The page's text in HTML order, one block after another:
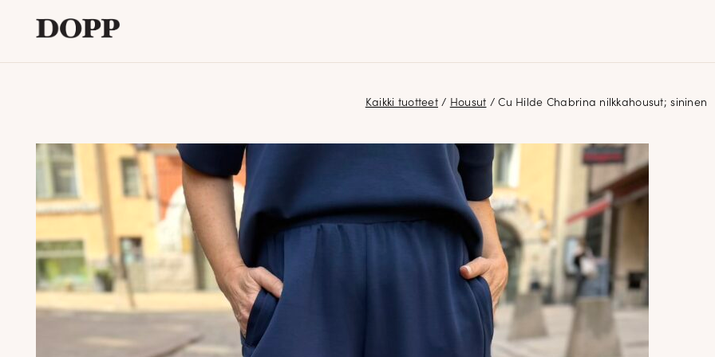
Tyyliblogi
alavalikko
Yhteystiedot
Kaikki tuotteet/ Housut / Cu Hilde Chabrina nilkkahousut; sininen